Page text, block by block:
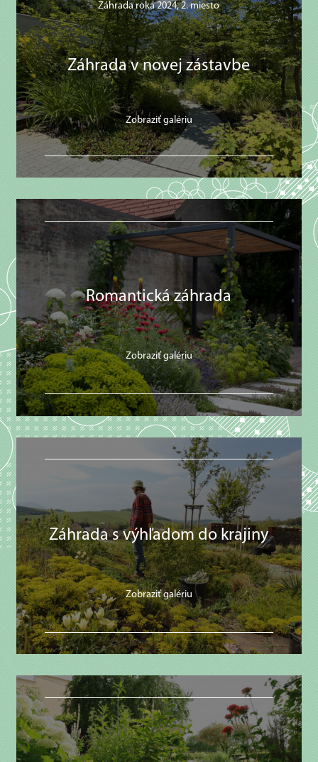
Záhrada roka 2024, 2. miesto
Záhrada v novej zástavbe
Zobraziť galériu
Romantická záhrada
Zobraziť galériu
Záhrada s výhľadom do krajiny
Zobraziť galériu